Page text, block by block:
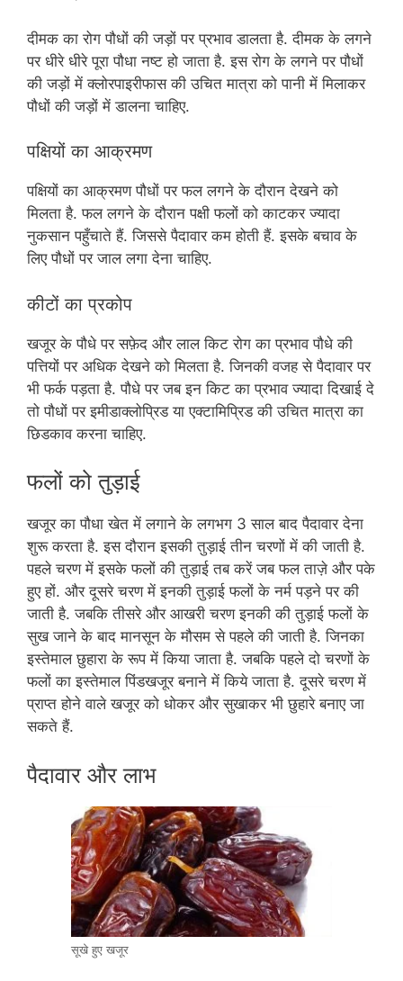
दीमक का रोग पौधों की जड़ों पर प्रभाव डालता है. दीमक के लगने
पर धीरे धीरे पूरा पौधा नष्ट हो जाता है. इस रोग के लगने पर पौधों
की जड़ों में क्लोरपाइरीफास की उचित मात्रा को पानी में मिलाकर
पौधों की जड़ों में डालना चाहिए.
पक्षियों का आक्रमण
पक्षियों का आक्रमण पौधों पर फल लगने के दौरान देखने को
मिलता है. फल लगने के दौरान पक्षी फलों को काटकर ज्यादा
नुकसान पहुँचाते हैं. जिससे पैदावार कम होती हैं. इसके बचाव के
लिए पौधों पर जाल लगा देना चाहिए.
कीटों का प्रकोप
खजूर के पौधे पर सफ़ेद और लाल किट रोग का प्रभाव पौधे की
पत्तियों पर अधिक देखने को मिलता है. जिनकी वजह से पैदावार पर
भी फर्क पड़ता है. पौधे पर जब इन किट का प्रभाव ज्यादा दिखाई दे
तो पौधों पर इमीडाक्लोप्रिड या एक्टामिप्रिड की उचित मात्रा का
छिडकाव करना चाहिए.
फलों को तुड़ाई
खजूर का पौधा खेत में लगाने के लगभग 3 साल बाद पैदावार देना
शुरू करता है. इस दौरान इसकी तुड़ाई तीन चरणों में की जाती है.
पहले चरण में इसके फलों की तुड़ाई तब करें जब फल ताज़े और पके
हुए हों. और दूसरे चरण में इनकी तुड़ाई फलों के नर्म पड़ने पर की
जाती है. जबकि तीसरे और आखरी चरण इनकी की तुड़ाई फलों के
सुख जाने के बाद मानसून के मौसम से पहले की जाती है. जिनका
इस्तेमाल छुहारा के रूप में किया जाता है. जबकि पहले दो चरणों के
फलों का इस्तेमाल पिंडखजूर बनाने में किये जाता है. दूसरे चरण में
प्राप्त होने वाले खजूर को धोकर और सुखाकर भी छुहारे बनाए जा
सकते हैं.
पैदावार और लाभ
सूखे हुए खजूर